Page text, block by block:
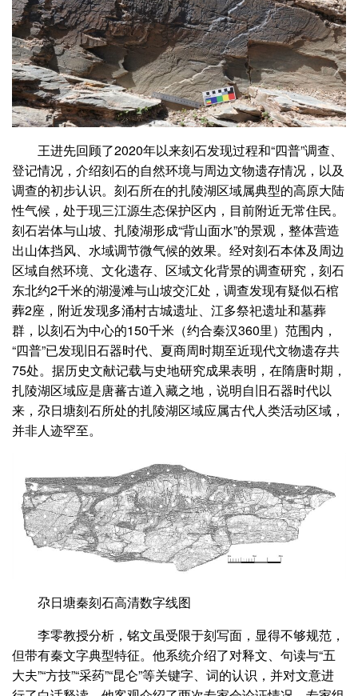
王进先回顾了2020年以来刻石发现过程和“四普”调查、
登记情况，介绍刻石的自然环境与周边文物遗存情况，以及
调查的初步认识。刻石所在的扎陵湖区域属典型的高原大陆
性气候，处于现三江源生态保护区内，目前附近无常住民。
刻石岩体与山坡、扎陵湖形成“背山面水”的景观，整体营造
出山体挡风、水域调节微气候的效果。经对刻石本体及周边
区域自然环境、文化遗存、区域文化背景的调查研究，刻石
东北约2千米的湖漫滩与山坡交汇处，调查发现有疑似石棺
葬2座，附近发现多涌村古城遗址、江多祭祀遗址和墓葬
群，以刻石为中心的150千米（约合秦汉360里）范围内，
“四普”已发现旧石器时代、夏商周时期至近现代文物遗存共
75处。据历史文献记载与史地研究成果表明，在隋唐时期，
扎陵湖区域应是唐蕃古道入藏之地，说明自旧石器时代以
来，尕日塘刻石所处的扎陵湖区域应属古代人类活动区域，
并非人迹罕至。
尕日塘秦刻石高清数字线图
李零教授分析，铭文虽受限于刻写面，显得不够规范，
但带有秦文字典型特征。他系统介绍了对释文、句读与“五
大夫”“方技”“采药”“昆仑”等关键字、词的认识，并对文意进